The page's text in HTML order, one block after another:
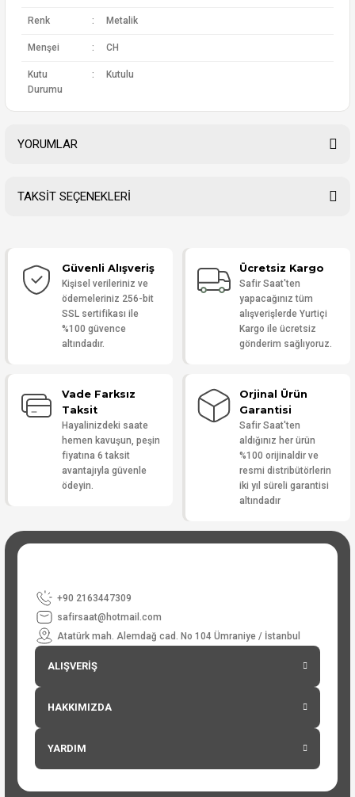
Renk : Metalik
Menşei : CH
Kutu
Durumu
: Kutulu
YORUMLAR
Yorum Yaz
TAKSİT SEÇENEKLERİ
Güvenli Alışveriş
Kişisel verileriniz ve
ödemeleriniz 256-bit
SSL sertifikası ile
%100 güvence
altındadır.
Ücretsiz Kargo
Safir Saat'ten
yapacağınız tüm
alışverişlerde Yurtiçi
Kargo ile ücretsiz
gönderim sağlıyoruz.
Vade Farksız
Taksit
Hayalinizdeki saate
hemen kavuşun, peşin
fiyatına 6 taksit
avantajıyla güvenle
ödeyin.
Orjinal Ürün
Garantisi
Safir Saat'ten
aldığınız her ürün
%100 orijinaldir ve
resmi distribütörlerin
iki yıl süreli garantisi
altındadır
+90 2163447309
safirsaat@hotmail.com
Atatürk mah. Alemdağ cad. No 104 Ümraniye / İstanbul
ALIŞVERİŞ
HAKKIMIZDA
YARDIM